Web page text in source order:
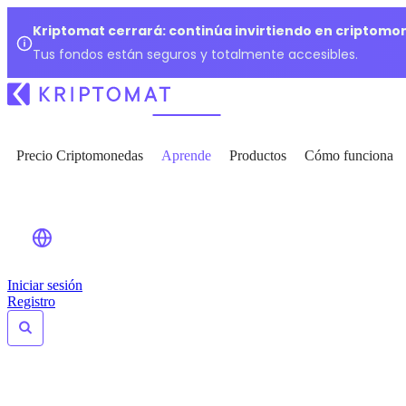
Kriptomat cerrará: continúa invirtiendo en
Tus fondos están seguros y totalmente accesibles.
Precio Criptomonedas Aprende Productos Cómo funciona
Iniciar sesión
Registro